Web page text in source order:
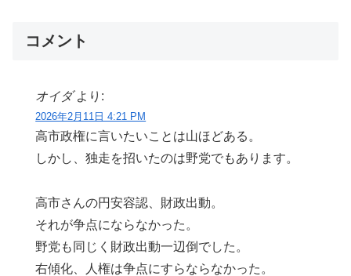
コメント
オイダ より:
2026年2月11日 4:21 PM
高市政権に言いたいことは山ほどある。
しかし、独走を招いたのは野党でもあります。
高市さんの円安容認、財政出動。
それが争点にならなかった。
野党も同じく財政出動一辺倒でした。
右傾化、人権は争点にすらならなかった。